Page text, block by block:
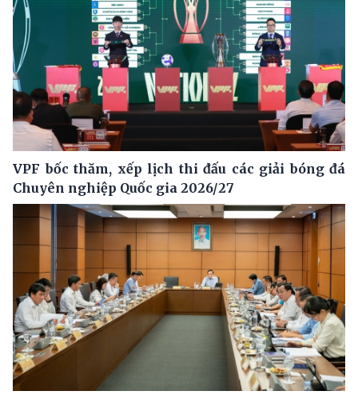
VPF bốc thăm, xếp lịch thi đấu các giải bóng đá
Chuyên nghiệp Quốc gia 2026/27